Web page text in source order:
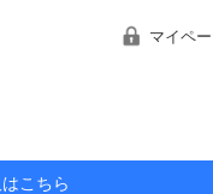
マイペ
こちら